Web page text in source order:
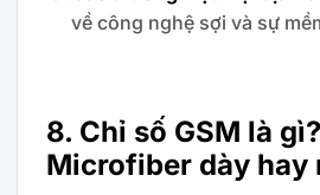
về công nghệ sợi và sự
8. Chỉ số GSM là
Microfiber dày hay